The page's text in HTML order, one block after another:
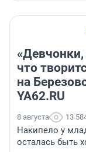
что
на
YA62.RU
8 августа 13
Накипело у
осталась быть